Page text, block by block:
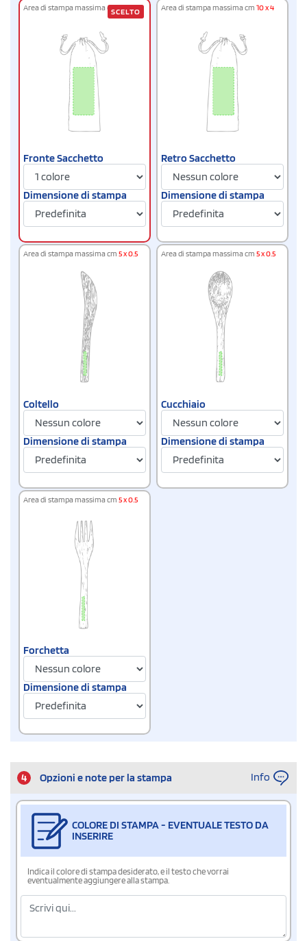
Area di stampa massima cm10 x 4
Fronte Sacchetto
Dimensione di stampa
SCELTO Area di stampa massima cm 10 x 4
Retro Sacchetto
Dimensione di stampa
Area di stampa massima cm 5 x 0.5
Coltello
Dimensione di stampa
Area di stampa massima cm 5 x 0.5
Cucchiaio
Dimensione di stampa
Area di stampa massima cm 5 x 0.5
Forchetta
Dimensione di stampa
4 Opzioni e note per la stampa Info
COLORE DI STAMPA - EVENTUALE TESTO DA
INSERIRE
Indica il colore di stampa desiderato, e il testo che vorrai
eventualmente aggiungere alla stampa.